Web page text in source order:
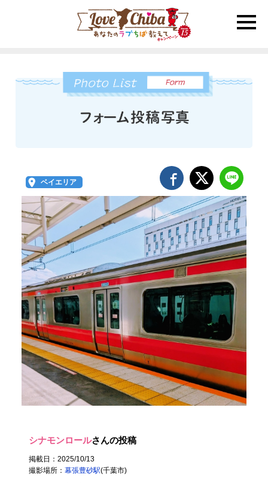
toggle
ベイエリア
シナモンロールさんの投稿
掲載日：2025/10/13
撮影場所：幕張豊砂駅(千葉市)